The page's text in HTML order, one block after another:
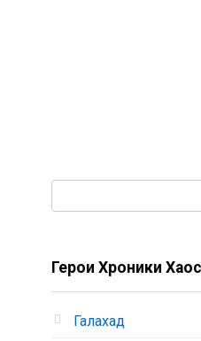
Герои Хроники
Галахад